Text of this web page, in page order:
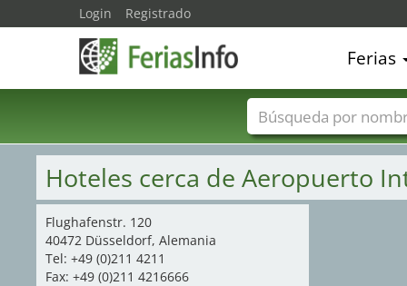
Hoteles cerca de Aeropuerto
Flughafenstr. 120
40472 Düsseldorf, Alemania
Tel: +49 (0)211 4211
Fax: +49 (0)211 4216666
Login Registrado
Ferias
Nombres de ferias